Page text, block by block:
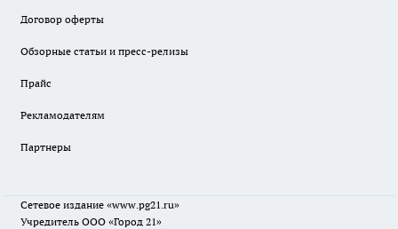
Договор оферты
Обзорные статьи и пресс-релизы
Прайс
Рекламодателям
Партнеры
Сетевое издание «www.pg21.ru»
Учредитель ООО «Город 21»